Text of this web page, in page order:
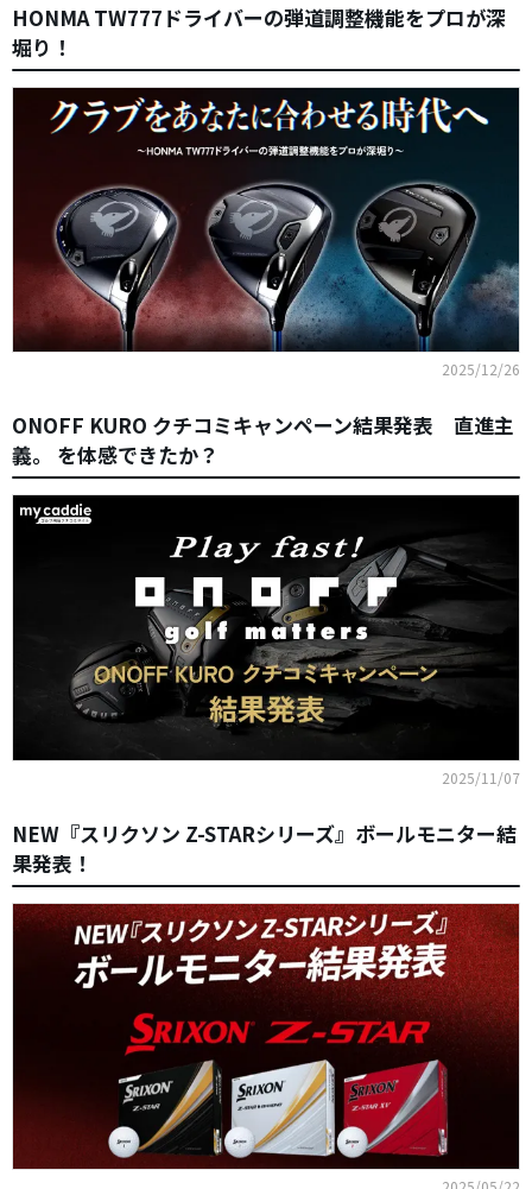
HONMA TW777ドライバーの弾道調整機能をプロが深
堀り！
2025/12/26
ONOFF KURO クチコミキャンペーン結果発表 直進主
義。 を体感できたか？
2025/11/07
NEW『スリクソン Z-STARシリーズ』ボールモニター結
果発表！